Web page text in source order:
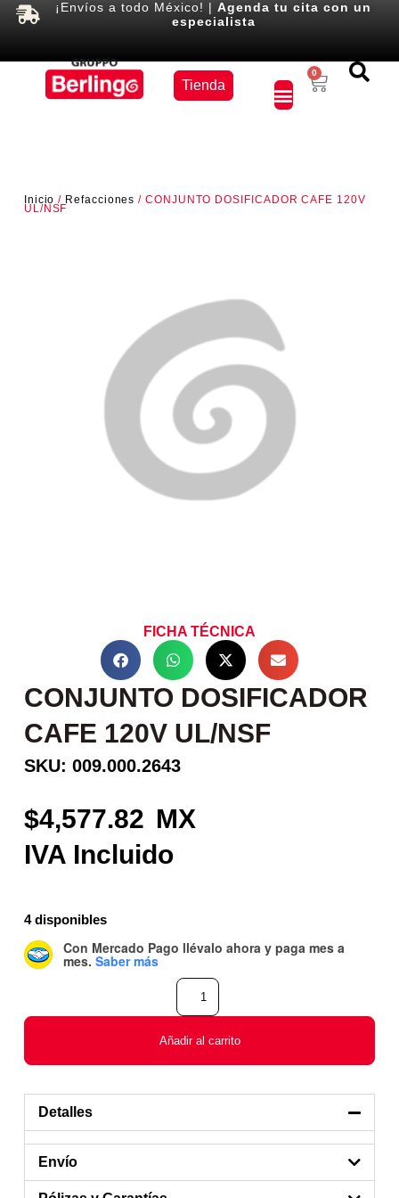
¡Envíos a todo México! |Agenda tu cita con un
especialista
Tienda
0
Inicio / Refacciones / CONJUNTO DOSIFICADOR CAFE 120V
UL/NSF
FICHA TÉCNICA
CONJUNTO DOSIFICADOR
CAFE 120V UL/NSF
SKU: 009.000.2643
4,577.82
4 disponibles
Con Mercado Pago llévalo ahora y paga mes a
mes. Saber más
Añadir al carrito
Detalles
Envío